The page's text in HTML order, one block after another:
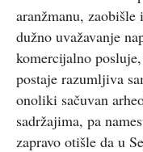
aranžmanu,
dužno uvažavanje
komercijalno
postaje razumljiva
onoliki sačuvan
sadržajima, pa
zapravo otišle da u